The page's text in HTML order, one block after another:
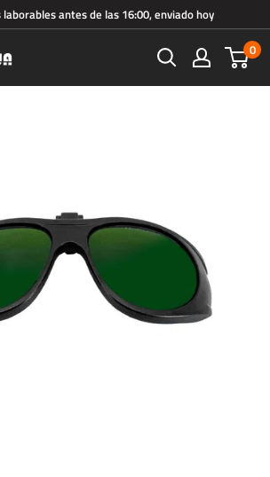
laborables antes de las 16:00, enviado hoy
0